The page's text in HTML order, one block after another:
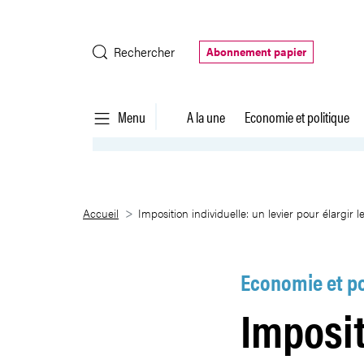
Rechercher
Abonnement papier
Menu A la une Economie et politique
Imposition individuelle: un
Accueil Imposition individuelle: un levier pour élargir
Economie et